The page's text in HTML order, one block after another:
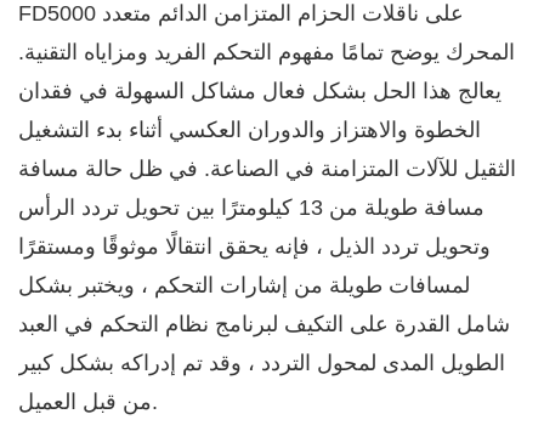
FD5000 على ناقلات الحزام المتزامن الدائم متعدد
المحرك يوضح تمامًا مفهوم التحكم الفريد ومزاياه التقنية.
يعالج هذا الحل بشكل فعال مشاكل السهولة في فقدان
الخطوة والاهتزاز والدوران العكسي أثناء بدء التشغيل
الثقيل للآلات المتزامنة في الصناعة. في ظل حالة مسافة
مسافة طويلة من 13 كيلومترًا بين تحويل تردد الرأس
وتحويل تردد الذيل ، فإنه يحقق انتقالًا موثوقًا ومستقرًا
لمسافات طويلة من إشارات التحكم ، ويختبر بشكل
شامل القدرة على التكيف لبرنامج نظام التحكم في العبد
الطويل المدى لمحول التردد ، وقد تم إدراكه بشكل كبير
من قبل العميل.